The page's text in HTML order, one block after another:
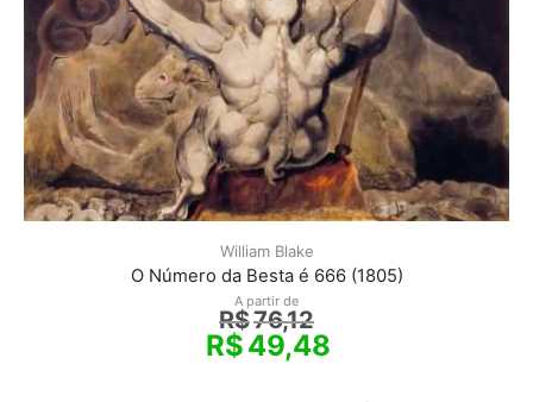
William Blake
O Número da Besta é 666 (1805)
A partir de
R$76,12
R$49,48